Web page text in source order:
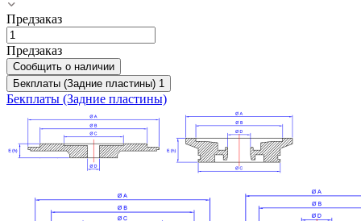
Предзаказ
Предзаказ
Сообщить о наличии
Бекплаты (Задние пластины) 1
Бекплаты (Задние пластины)